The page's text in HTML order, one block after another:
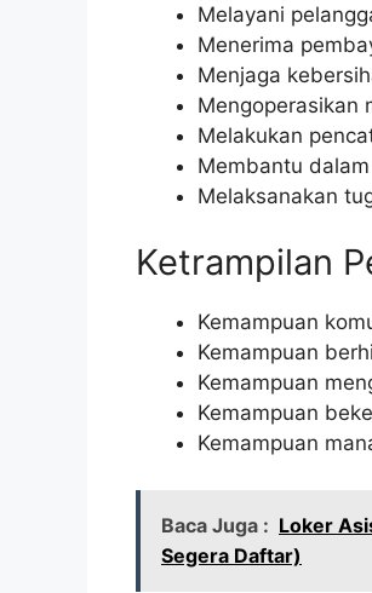
Melayani
Menerima
Menjaga
Mengoperasikan
Melakukan
Membantu
Melaksanakan
Ketrampilan
Kemampuan
Kemampuan
Kemampuan
Kemampuan
Kemampuan
Baca Juga : Loker
Segera Daftar)